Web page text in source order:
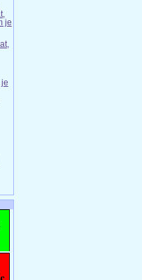
je